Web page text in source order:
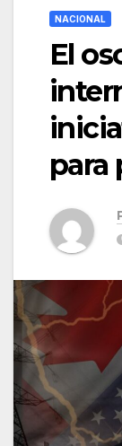
NACIONAL
El
para